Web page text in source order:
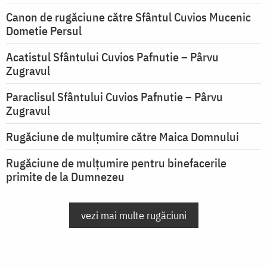
Canon de rugăciune către Sfântul Cuvios Mucenic
Dometie Persul
Acatistul Sfântului Cuvios Pafnutie – Pârvu
Zugravul
Paraclisul Sfântului Cuvios Pafnutie – Pârvu
Zugravul
Rugăciune de mulţumire către Maica Domnului
Rugăciune de mulțumire pentru binefacerile
primite de la Dumnezeu
vezi mai multe rugăciuni